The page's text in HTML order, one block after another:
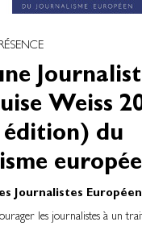
Weiss
édition) du
Journalistes
les journalistes à un